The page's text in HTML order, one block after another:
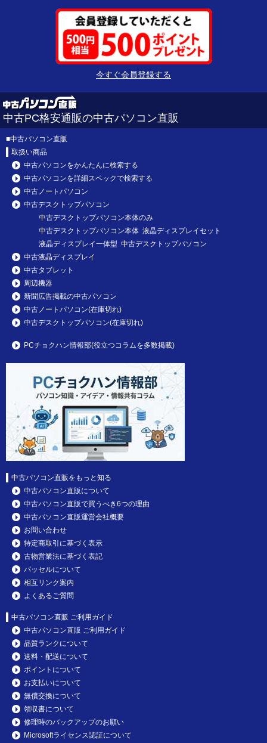
今すぐ会員登録する
中古PC格安通販の中古パソコン直販
■中古パソコン直販
取扱い商品
中古パソコンをかんたんに検索する
中古パソコンを詳細スペックで検索する
中古ノートパソコン
中古デスクトップパソコン
中古デスクトップパソコン本体のみ
中古デスクトップパソコン本体 液晶ディスプレイセット
液晶ディスプレイ一体型 中古デスクトップパソコン
中古液晶ディスプレイ
中古タブレット
周辺機器
新聞広告掲載の中古パソコン
中古ノートパソコン(在庫切れ)
中古デスクトップパソコン(在庫切れ)
PCチョクハン情報部(役立つコラムを多数掲載)
中古パソコン直販をもっと知る
中古パソコン直販について
中古パソコン直販で買うべき6つの理由
中古パソコン直販運営会社概要
お問い合わせ
特定商取引に基づく表示
古物営業法に基づく表記
パッセルについて
相互リンク案内
よくあるご質問
中古パソコン直販 ご利用ガイド
中古パソコン直販 ご利用ガイド
品質ランクについて
送料・配送について
ポイントについて
お支払いについて
無償交換について
領収書について
修理時のバックアップのお願い
Microsoftライセンス認証について